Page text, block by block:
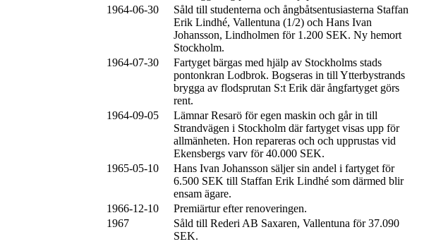
1964-06-30
Såld till studenterna och ångbåtsentusiasterna Staffan
Erik Lindhé, Vallentuna (1/2) och Hans Ivan
Johansson, Lindholmen för 1.200 SEK. Ny hemort
Stockholm.
1964-07-30
Fartyget bärgas med hjälp av Stockholms stads
pontonkran Lodbrok. Bogseras in till Ytterbystrands
brygga av flodsprutan S:t Erik där ångfartyget görs
rent.
1964-09-05
Lämnar Resarö för egen maskin och går in till
Strandvägen i Stockholm där fartyget visas upp för
allmänheten. Hon repareras och och upprustas vid
Ekensbergs varv för 40.000 SEK.
1965-05-10
Hans Ivan Johansson säljer sin andel i fartyget för
6.500 SEK till Staffan Erik Lindhé som därmed blir
ensam ägare.
1966-12-10
Premiärtur efter renoveringen.
1967
Såld till Rederi AB Saxaren, Vallentuna för 37.090
SEK.